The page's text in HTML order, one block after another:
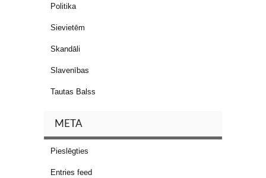
Politika
Sievietēm
Skandāli
Slavenības
Tautas Balss
META
Pieslēgties
Entries feed